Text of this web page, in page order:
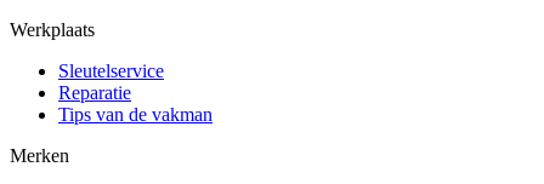
Werkplaats
Sleutelservice
Reparatie
Tips van de vakman
Merken